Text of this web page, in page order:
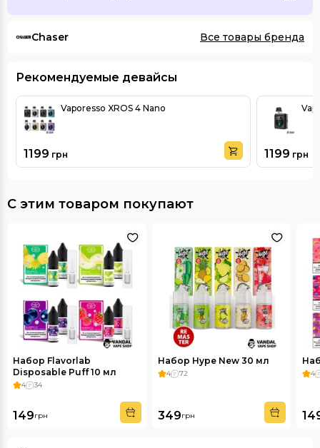
Chaser Все товары бренда
Рекомендуемые девайсы
Vaporesso XROS 4 Nano
1199 грн 1199 грн
С этим товаром покупают
Набор Flavorlab
Disposable Puff 10 мл
4 34
149грн
Набор Hype New 30 мл
4 72
349грн
4